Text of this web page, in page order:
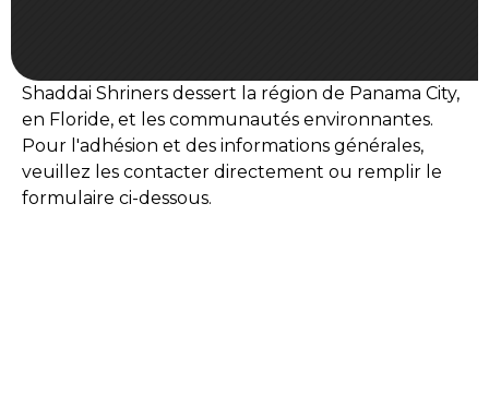
Éducation
SIEF Programmes
Contactez-nous
Shaddai Shriners dessert la région de Panama City,
en Floride, et les communautés environnantes.
Pour l'adhésion et des informations générales,
veuillez les contacter directement ou remplir le
formulaire ci-dessous.